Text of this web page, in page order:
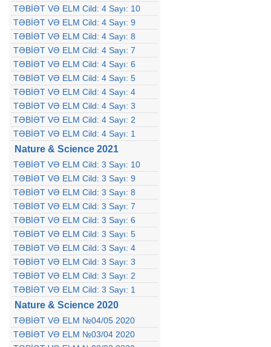
TƏBİƏT VƏ ELM Cild: 4 Sayı: 10
TƏBİƏT VƏ ELM Cild: 4 Sayı: 9
TƏBİƏT VƏ ELM Cild: 4 Sayı: 8
TƏBİƏT VƏ ELM Cild: 4 Sayı: 7
TƏBİƏT VƏ ELM Cild: 4 Sayı: 6
TƏBİƏT VƏ ELM Cild: 4 Sayı: 5
TƏBİƏT VƏ ELM Cild: 4 Sayı: 4
TƏBİƏT VƏ ELM Cild: 4 Sayı: 3
TƏBİƏT VƏ ELM Cild: 4 Sayı: 2
TƏBİƏT VƏ ELM Cild: 4 Sayı: 1
Nature & Science 2021
TƏBİƏT VƏ ELM Cild: 3 Sayı: 10
TƏBİƏT VƏ ELM Cild: 3 Sayı: 9
TƏBİƏT VƏ ELM Cild: 3 Sayı: 8
TƏBİƏT VƏ ELM Cild: 3 Sayı: 7
TƏBİƏT VƏ ELM Cild: 3 Sayı: 6
TƏBİƏT VƏ ELM Cild: 3 Sayı: 5
TƏBİƏT VƏ ELM Cild: 3 Sayı: 4
TƏBİƏT VƏ ELM Cild: 3 Sayı: 3
TƏBİƏT VƏ ELM Cild: 3 Sayı: 2
TƏBİƏT VƏ ELM Cild: 3 Sayı: 1
Nature & Science 2020
TƏBİƏT VƏ ELM №04/05 2020
TƏBİƏT VƏ ELM №03/04 2020